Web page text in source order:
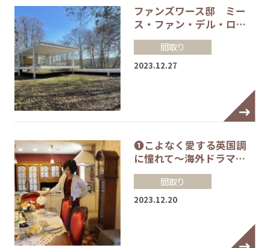
ファンズワース邸 ミー
ス・ファン・デル・ロ…
間取り
2023.12.27
❶こよなく愛する英国調
に憧れて～海外ドラマ…
間取り
2023.12.20